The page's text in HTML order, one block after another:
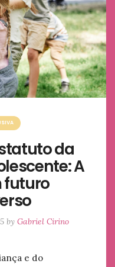
da
A
futuro
by Gabriel Cirino
e do
científicos